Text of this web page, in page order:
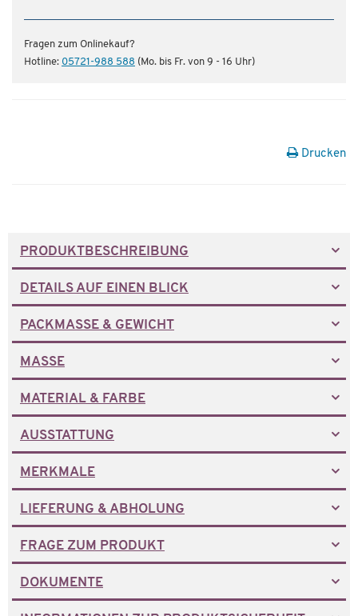
Fragen zum Onlinekauf?
Hotline: 05721-988 588 (Mo. bis Fr. von 9 - 16 Uhr)
Drucken
PRODUKTBESCHREIBUNG
DETAILS AUF EINEN BLICK
PACKMASSE & GEWICHT
MASSE
MATERIAL & FARBE
AUSSTATTUNG
MERKMALE
LIEFERUNG & ABHOLUNG
FRAGE ZUM PRODUKT
DOKUMENTE